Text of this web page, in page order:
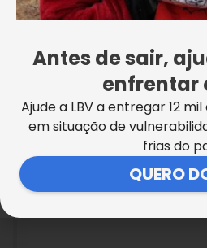
Ver essa foto no
Antes de sair,
enfrentar
Ajude a LBV a entregar 12
em situação de
frias do
QUERO